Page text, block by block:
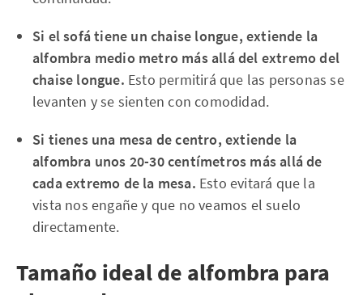
Si el sofá tiene un chaise longue, extiende la
alfombra medio metro más allá del extremo del
chaise longue. Esto permitirá que las personas se
levanten y se sienten con comodidad.
Si tienes una mesa de centro, extiende la
alfombra unos 20-30 centímetros más allá de
cada extremo de la mesa. Esto evitará que la
vista nos engañe y que no veamos el suelo
directamente.
Tamaño ideal de alfombra para